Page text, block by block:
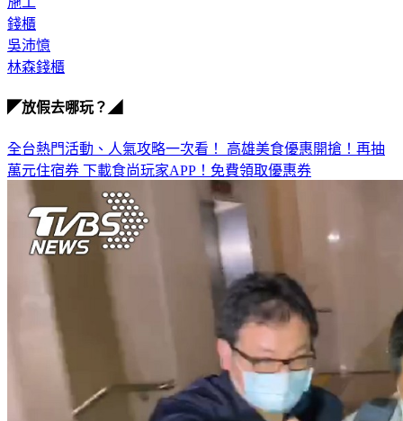
ktv
施工
錢櫃
吳沛憶
全台熱門活動、人氣攻略一次看！高雄美食優惠開搶！再抽
萬元住宿券
下載食尚玩家APP！免費領取優惠券